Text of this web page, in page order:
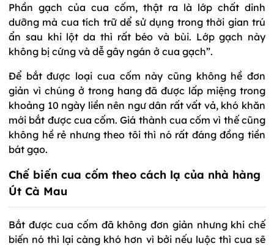
Phần gạch của cua cốm, thật ra là lớp chất dinh
dưỡng mà cua tích trữ dể sử dụng trong thời gian trú
ẩn sau khi lột da thì rất béo và bùi. Lớp gạch này
không bị cứng và dễ gây ngán ở cua gạch”.
Để bắt được loại cua cốm này cũng không hề đơn
giản vì chúng ở trong hang đã được lấp miệng trong
khoảng 10 ngày liền nên ngư dân rất vất vả, khó khăn
mới bắt được cua cốm. Giá thành cua cốm vì thế cũng
không hề rẻ nhưng theo tôi thì nó rất đáng đồng tiền
bát gạo.
Chế biến cua cốm theo cách lạ của nhà hàng
Út Cà Mau
Bắt được cua cốm đã không đơn giản nhưng khi chế
biến nó thì lại càng khó hơn vì bởi nếu luộc thì cua sẽ